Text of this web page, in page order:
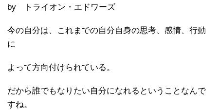
by トライオン・エドワーズ
今の自分は、これまでの自分自身の思考、感情、行動
に
よって方向付けられている。
だから誰でもなりたい自分になれるということなんで
すね。